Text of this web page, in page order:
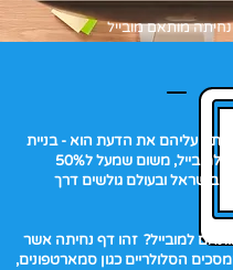
מותאם מובייל
עליהם את הדעת הוא - בניית
דף נחיתה המותאם למובייל, משום שמעל ל50%
בישראל ובעולם גולשים דרך
למובייל? זהו דף נחיתה אשר
הסלולריים כגון סמארטפונים,